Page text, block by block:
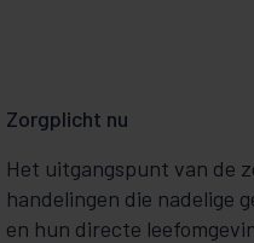
Zorgplicht nu
Het uitgangspunt van de
handelingen die nadelige
en hun directe